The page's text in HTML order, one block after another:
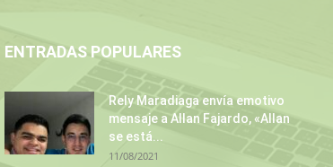
ENTRADAS POPULARES
Rely Maradiaga envía emotivo
mensaje a Allan Fajardo, «Allan
se está...
11/08/2021